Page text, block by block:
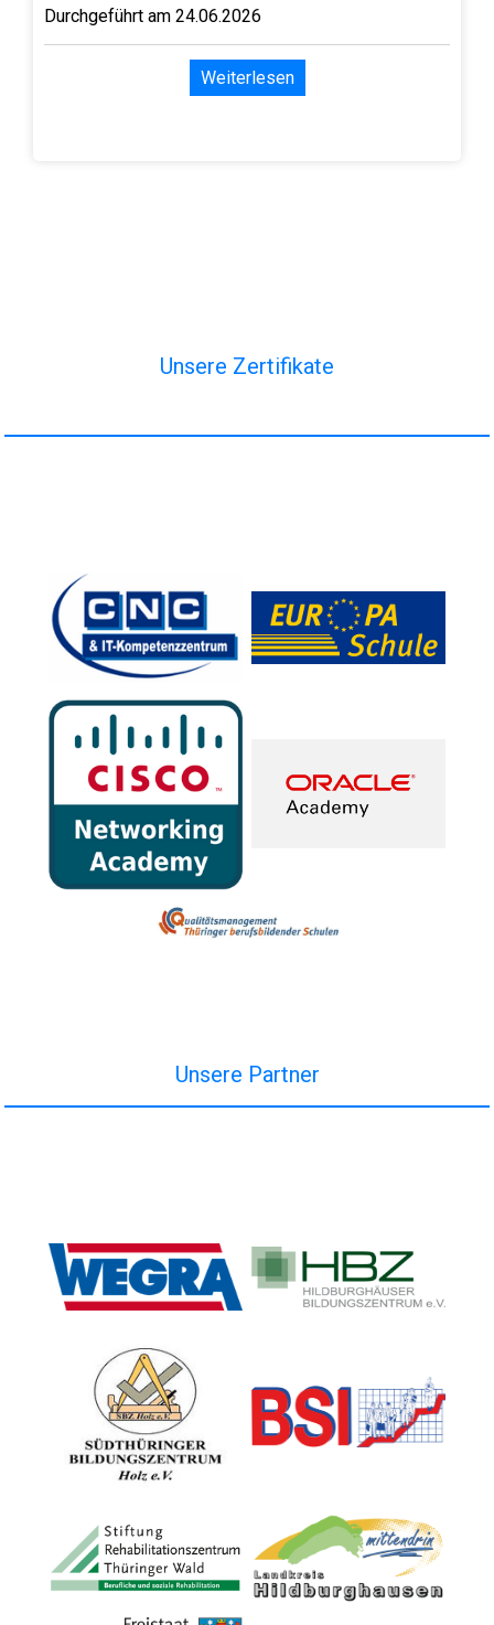
Durchgeführt am 24.06.2026
Weiterlesen
Unsere Zertifikate
Unsere Partner